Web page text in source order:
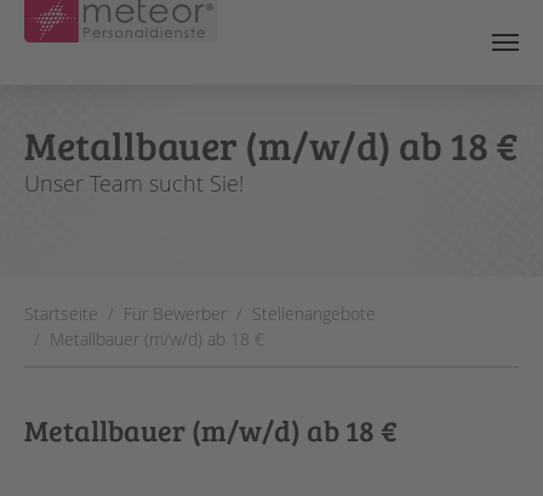
Metallbauer (m/w/d) ab 18 €
Unser Team sucht Sie!
Startseite Für Bewerber
Stellenangebote
Metallbauer (m/w/d) ab 18 €
Metallbauer (m/w/d) ab 18 €